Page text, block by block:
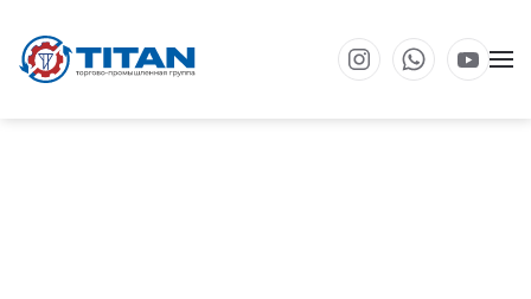
Перейти к основному содержанию